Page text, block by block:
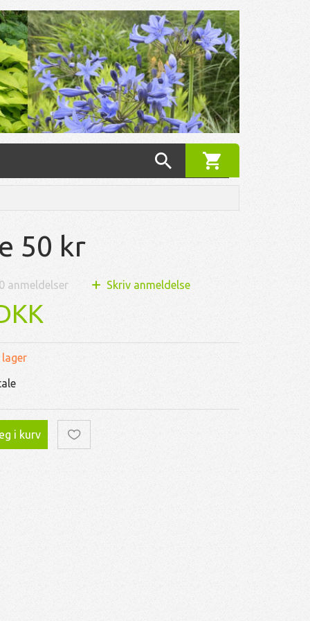
50 kr
anmeldelser Skriv anmeldelse
i kurv